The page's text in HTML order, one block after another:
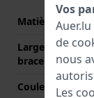
Matière
Largeur de la
bracelet)
Couleur du
Vos
de
nous
Les